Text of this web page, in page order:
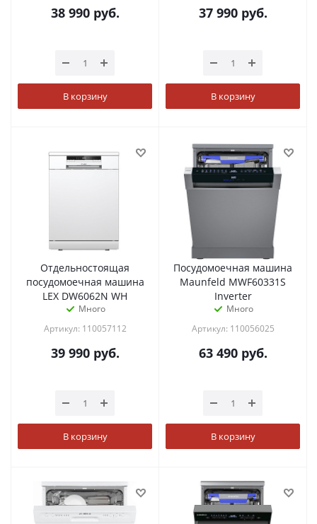
38 990руб.
В корзину
37 990руб.
В корзину
Отдельностоящая
посудомоечная машина
LEX DW6062N WH
Много
Артикул: 110057112
39 990руб.
В корзину
Посудомоечная машина
Maunfeld MWF60331S
Inverter
Много
Артикул: 110056025
63 490руб.
В корзину